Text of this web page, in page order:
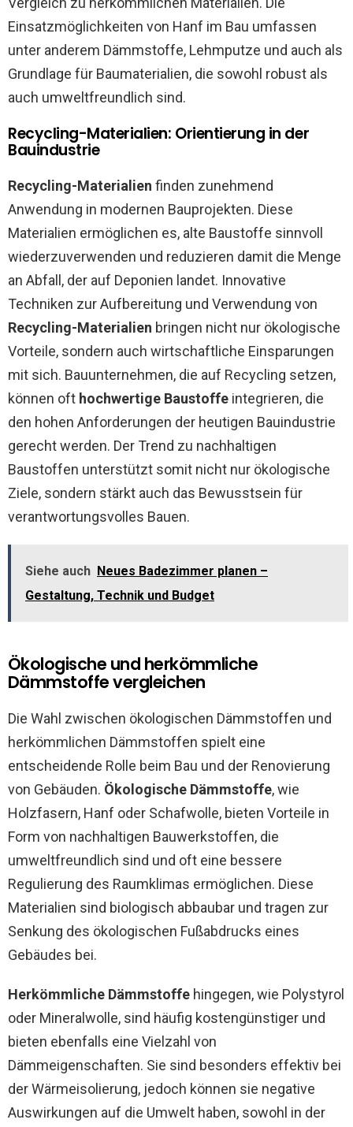
Einsatzmöglichkeiten von Hanf im Bau umfassen
unter anderem Dämmstoffe, Lehmputze und auch als
Grundlage für Baumaterialien, die sowohl robust als
auch umweltfreundlich sind.
Recycling-Materialien: Orientierung in der
Bauindustrie
Recycling-Materialien finden zunehmend
Anwendung in modernen Bauprojekten. Diese
Materialien ermöglichen es, alte Baustoffe sinnvoll
wiederzuverwenden und reduzieren damit die Menge
an Abfall, der auf Deponien landet. Innovative
Techniken zur Aufbereitung und Verwendung von
Recycling-Materialien bringen nicht nur ökologische
Vorteile, sondern auch wirtschaftliche Einsparungen
mit sich. Bauunternehmen, die auf Recycling setzen,
können oft hochwertige Baustoffe integrieren, die
den hohen Anforderungen der heutigen Bauindustrie
gerecht werden. Der Trend zu nachhaltigen
Baustoffen unterstützt somit nicht nur ökologische
Ziele, sondern stärkt auch das Bewusstsein für
verantwortungsvolles Bauen.
Siehe auch Neues Badezimmer planen –
Gestaltung, Technik und Budget
Ökologische und herkömmliche
Dämmstoffe vergleichen
Die Wahl zwischen ökologischen Dämmstoffen und
herkömmlichen Dämmstoffen spielt eine
entscheidende Rolle beim Bau und der Renovierung
von Gebäuden. Ökologische Dämmstoffe, wie
Holzfasern, Hanf oder Schafwolle, bieten Vorteile in
Form von nachhaltigen Bauwerkstoffen, die
umweltfreundlich sind und oft eine bessere
Regulierung des Raumklimas ermöglichen. Diese
Materialien sind biologisch abbaubar und tragen zur
Senkung des ökologischen Fußabdrucks eines
Gebäudes bei.
Herkömmliche Dämmstoffe hingegen, wie Polystyrol
oder Mineralwolle, sind häufig kostengünstiger und
bieten ebenfalls eine Vielzahl von
Dämmeigenschaften. Sie sind besonders effektiv bei
der Wärmeisolierung, jedoch können sie negative
Auswirkungen auf die Umwelt haben, sowohl in der